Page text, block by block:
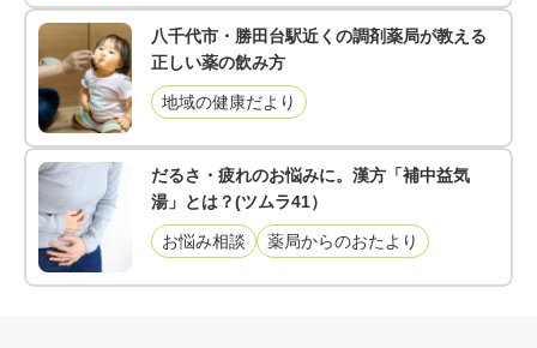
八千代市・勝田台駅近くの調剤薬局が教える
正しい薬の飲み方
地域の健康だより
だるさ・疲れのお悩みに。漢方「補中益気
湯」とは？(ツムラ41）
お悩み相談 薬局からのおたより